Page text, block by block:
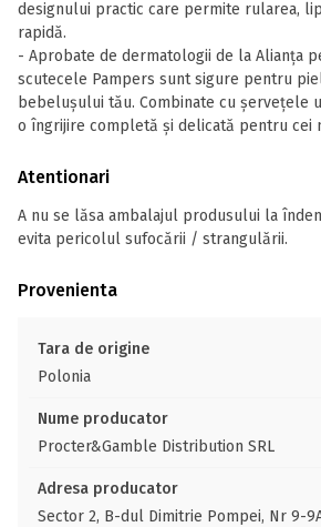
designului practic care permite rularea,
rapidă.
- Aprobate de dermatologii de la Alianța
scutecele Pampers sunt sigure pentru
bebelușului tău. Combinate cu șervețele
o îngrijire completă și delicată pentru cei
Atentionari
A nu se lăsa ambalajul produsului la
evita pericolul sufocării / strangulării.
Provenienta
Tara de origine
Polonia
Nume producator
Procter&Gamble Distribution SRL
Adresa producator
Sector 2, B-dul Dimitrie Pompei, Nr 9-